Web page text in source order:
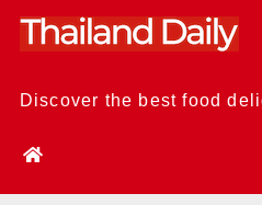
Skip
Discover the best food